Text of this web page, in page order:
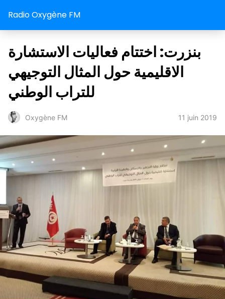
Radio Oxygène FM
بنزرت: اختتام فعاليات الاستشارة
الاقليمية حول المثال التوجيهي
للتراب الوطني
Oxygène FM 11 juin 2019